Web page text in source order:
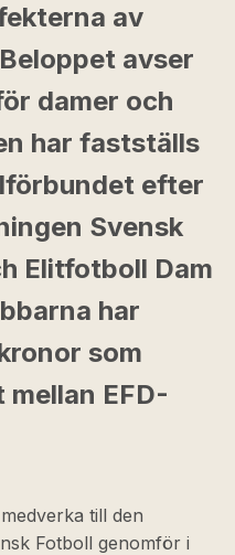
av
avser
damer och
har fastställs
efter
Svensk
Elitfotboll Dam
har
som
EFD-
till den
Fotboll genomför i